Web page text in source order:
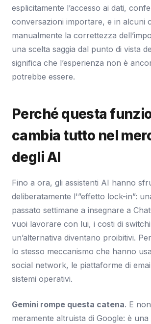
esplicitamente l’accesso ai dati,
conversazioni importare, e in alcuni
manualmente la correttezza
una scelta saggia dal punto di vista
significa che l’esperienza non è
potrebbe essere.
Perché questa
cambia tutto nel
degli AI
Fino a ora, gli assistenti AI hanno
deliberatamente l'”effetto lock-in”:
passato settimane a insegnare a
vuoi lavorare con lui, i costi di
un’alternativa diventano proibitivi.
lo stesso meccanismo che hanno
social network, le piattaforme di
sistemi operativi.
Gemini rompe questa catena. E
meramente altruista di Google: è